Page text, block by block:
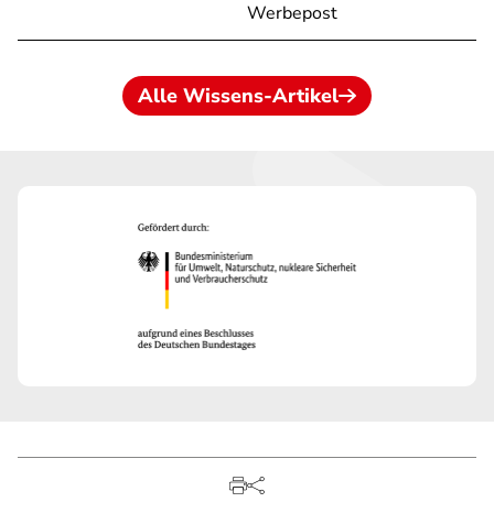
Werbepost
Alle Wissens-Artikel